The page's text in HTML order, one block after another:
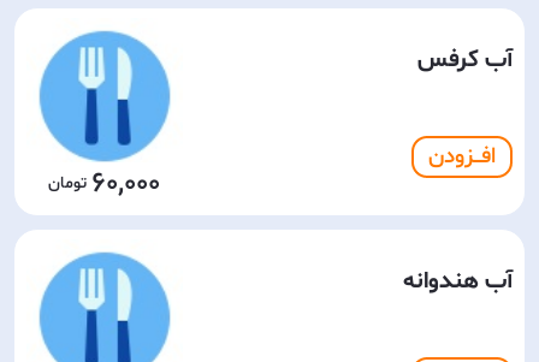
آب کرفس
افـــزودن
60,000
آب هندوانه